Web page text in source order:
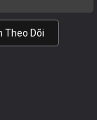
Theo Dõi